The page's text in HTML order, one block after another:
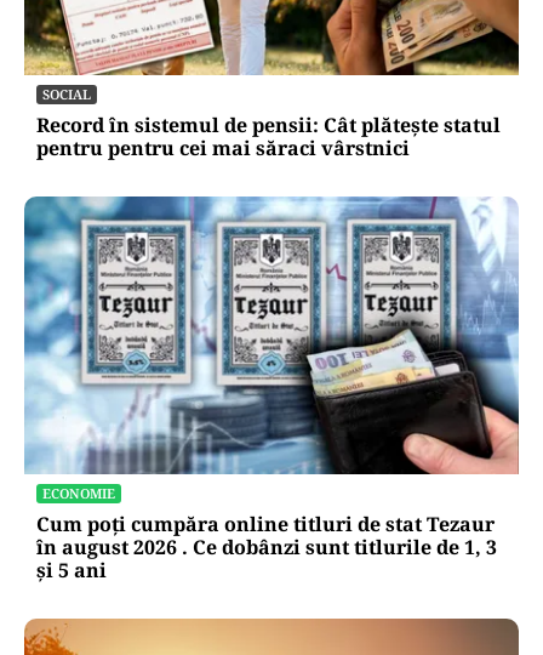
SOCIAL
Record în sistemul de pensii: Cât plătește statul
pentru pentru cei mai săraci vârstnici
ECONOMIE
Cum poți cumpăra online titluri de stat Tezaur
în august 2026 . Ce dobânzi sunt titlurile de 1, 3
și 5 ani